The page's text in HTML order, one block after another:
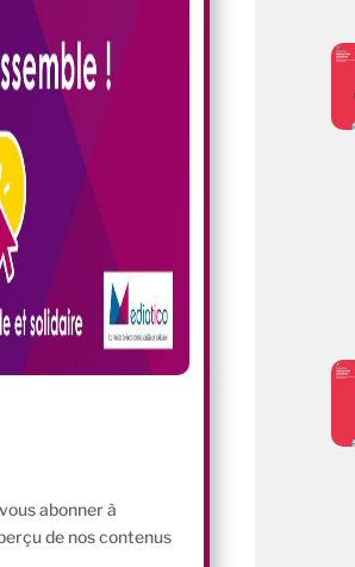
abonner à
de nos contenus